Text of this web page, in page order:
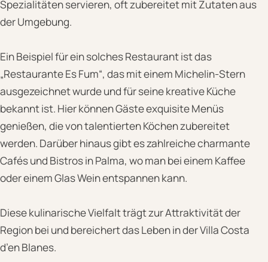
Spezialitäten servieren, oft zubereitet mit Zutaten aus
der Umgebung.
Ein Beispiel für ein solches Restaurant ist das
„Restaurante Es Fum“, das mit einem Michelin-Stern
ausgezeichnet wurde und für seine kreative Küche
bekannt ist. Hier können Gäste exquisite Menüs
genießen, die von talentierten Köchen zubereitet
werden. Darüber hinaus gibt es zahlreiche charmante
Cafés und Bistros in Palma, wo man bei einem Kaffee
oder einem Glas Wein entspannen kann.
Diese kulinarische Vielfalt trägt zur Attraktivität der
Region bei und bereichert das Leben in der Villa Costa
d’en Blanes.